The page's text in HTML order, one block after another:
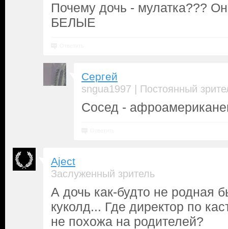
Почему дочь - мулатка???
БЕЛЫЕ
Сергей
sngua1997 | Постоянный
Сосед -
Aject
Заслуженный зритель
А дочь как-будто не родная
куколд... Где директор по
не похожа на родителей?